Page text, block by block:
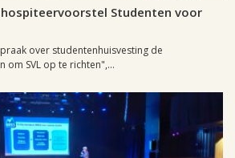
Studenten voor
over studentenhuisvesting de
om SVL op te richten",...